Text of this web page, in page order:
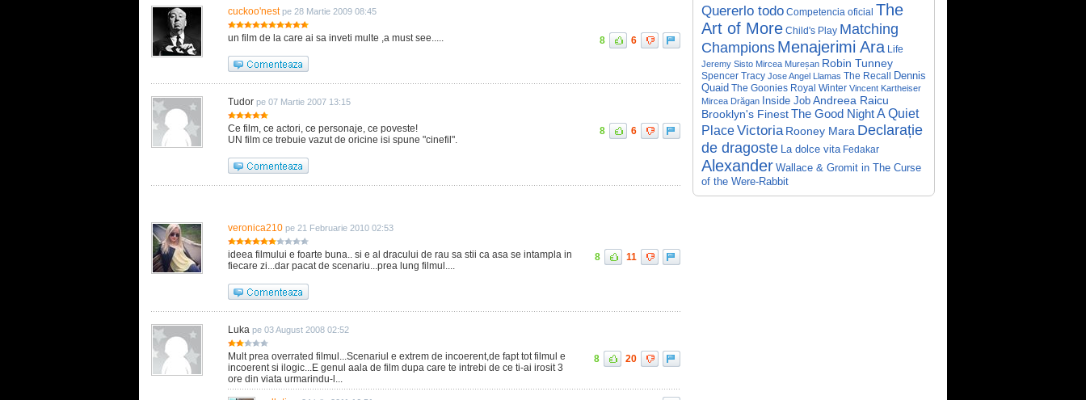
cuckoo'nest pe 28 Martie 2009 08:45
un film de la care ai sa inveti multe ,a must see..... 8 6
Tudor pe 07 Martie 2007 13:15
Ce film, ce actori, ce personaje, ce poveste!
UN film ce trebuie vazut de oricine isi spune "cinefil".
8 6
veronica210 pe 21 Februarie 2010 02:53
ideea filmului e foarte buna.. si e al dracului de rau sa stii ca asa se intampla in
fiecare zi...dar pacat de scenariu...prea lung filmul....
8 11
Luka pe 03 August 2008 02:52
Mult prea overrated filmul...Scenariul e extrem de incoerent,de fapt tot filmul e
incoerent si ilogic...E genul aala de film dupa care te intrebi de ce ti-ai irosit 3
ore din viata urmarindu-l...
8 20
Quererlo todo Competencia oficial The
Art of More Child's Play Matching
ChampionsMenajerimi Ara Life
Jeremy Sisto Mircea Mureșan Robin Tunney
Spencer Tracy Jose Angel Llamas The Recall
Dennis
Quaid The Goonies Royal Winter Vincent Kartheiser
Mircea Drăgan Inside Job Andreea Raicu
Brooklyn's FinestThe Good NightA Quiet
PlaceVictoria Rooney Mara Declarație
de dragoste La dolce vita Fedakar
Alexander Wallace & Gromit in The Curse
of the Were-Rabbit